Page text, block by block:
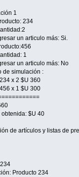
1
234
un articulo más: Si.
1
un articulo más: No
de simulación :
x 2 $U 360
x 1 $U 300
$U 40
de artículos y listas de
Producto 234